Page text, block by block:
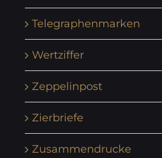
Telegraphenmarken
Wertziffer
Zeppelinpost
Zierbriefe
Zusammendrucke